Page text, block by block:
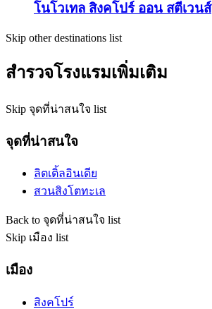
โนโวเทล สิงคโปร์ ออน สตีเวนส์
Skip other destinations list
สำรวจโรงแรมเพิ่มเติม
Skip จุดที่น่าสนใจ list
จุดที่น่าสนใจ
ลิตเติ้ลอินเดีย
สวนสิงโตทะเล
Back to จุดที่น่าสนใจ list
Skip เมือง list
เมือง
สิงคโปร์